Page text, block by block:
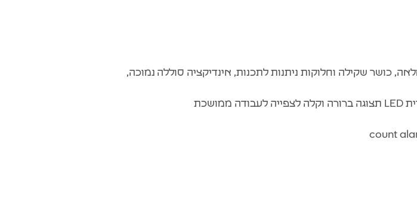
כושר שקילה וחלוקות ניתנות לתכנות, אינדיקציה סוללה נמוכה,